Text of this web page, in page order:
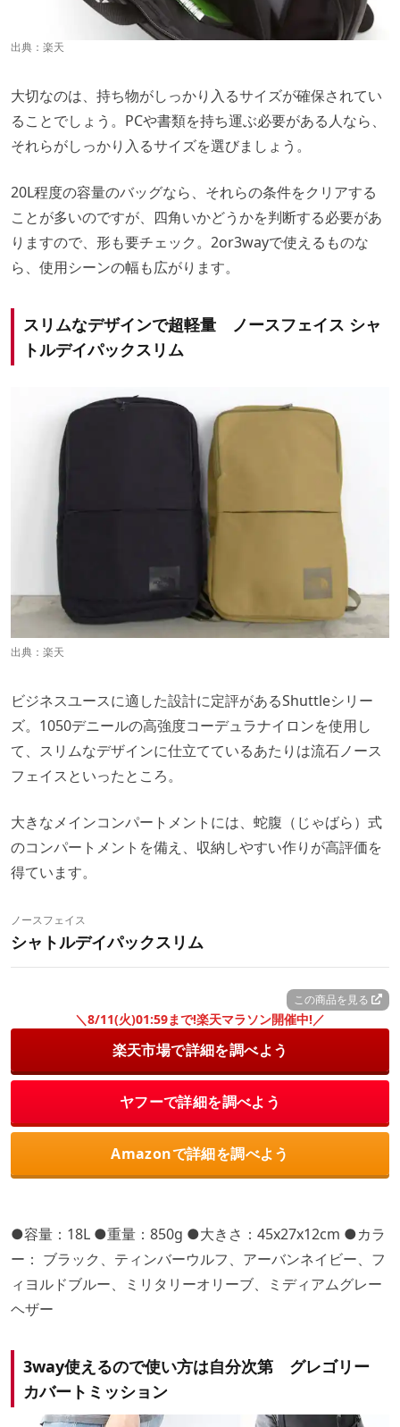
出典： 楽天
大切なのは、持ち物がしっかり入るサイズが確保されてい
ることでしょう。PCや書類を持ち運ぶ必要がある人なら、
それらがしっかり入るサイズを選びましょう。
20L程度の容量のバッグなら、それらの条件をクリアする
ことが多いのですが、四角いかどうかを判断する必要があ
りますので、形も要チェック。2or3wayで使えるものな
ら、使用シーンの幅も広がります。
スリムなデザインで超軽量 ノースフェイス シャ
トルデイパックスリム
出典： 楽天
ビジネスユースに適した設計に定評があるShuttleシリー
ズ。1050デニールの高強度コーデュラナイロンを使用し
て、スリムなデザインに仕立てているあたりは流石ノース
フェイスといったところ。
大きなメインコンパートメントには、蛇腹（じゃばら）式
のコンパートメントを備え、収納しやすい作りが高評価を
得ています。
ノースフェイス
シャトルデイパックスリム
この商品を見る
＼8/11(火)01:59まで!楽天マラソン開催中!／
楽天市場で詳細を調べよう
ヤフーで詳細を調べよう
Amazonで詳細を調べよう
●容量：18L ●重量：850g ●大きさ：45x27x12cm ●カラ
ー： ブラック、ティンバーウルフ、アーバンネイビー、フ
ィヨルドブルー、ミリタリーオリーブ、ミディアムグレー
ヘザー
3way使えるので使い方は自分次第 グレゴリー
カバートミッション